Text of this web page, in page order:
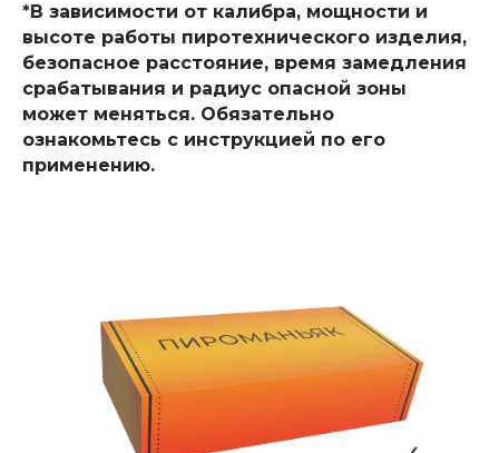
*В зависимости от калибра, мощности и
высоте работы пиротехнического изделия,
безопасное расстояние, время замедления
срабатывания и радиус опасной зоны
может меняться. Обязательно
ознакомьтесь с инструкцией по его
применению.